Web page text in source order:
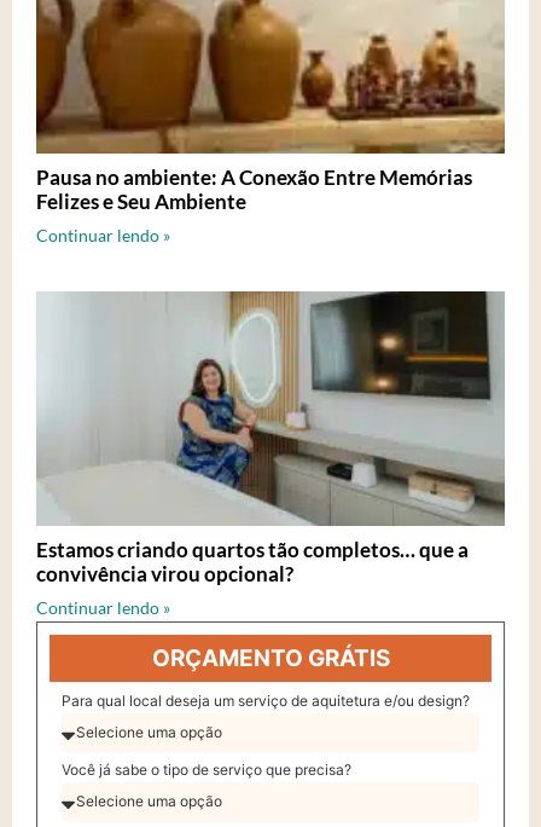
Pausa no ambiente: A Conexão Entre Memórias
Felizes e Seu Ambiente
Continuar lendo »
Estamos criando quartos tão completos… que a
convivência virou opcional?
Continuar lendo »
ORÇAMENTO GRÁTIS
Para qual local deseja um serviço de aquitetura e/ou design?
Você já sabe o tipo de serviço que precisa?